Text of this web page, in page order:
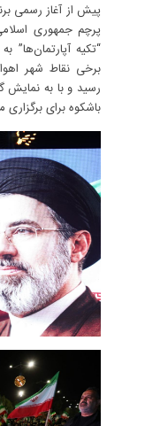
پیش از آغاز رسمی
پرچم‌ جمهوری
“تکیه آپارتمان‌ها”
برخی نقاط شهر
رسید و با به نمایش
باشکوه برای